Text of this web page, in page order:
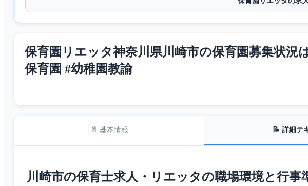
保育園リエッタ神奈川県川崎市の保育園募集状況
保育園 #幼稚園教諭
-
📄 基本情報 📝 詳細テ
川崎市の保育士求人・リエッタの職場環境と行事